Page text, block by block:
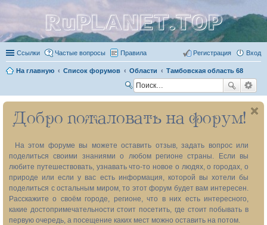
RuPLANET.TOP
Ссылки Частые вопросы Правила Вход
Регистрация
На главную Список форумов Области Тамбовская область 68
ск
Добро пожаловать на форум!
На этом форуме вы можете оставить отзыв, задать вопрос или
поделиться своими знаниями о любом регионе страны. Если вы
любите путешествовать, узнавать что-то новое о людях, о городах, о
природе или если у вас есть информация, которой вы хотели бы
поделиться с остальным миром, то этот форум будет вам интересен.
Расскажите о своём городе, регионе, что в них есть интересного,
какие достопримечательности стоит посетить, где стоит побывать в
первую очередь, а посещение каких мест можно оставить на потом.